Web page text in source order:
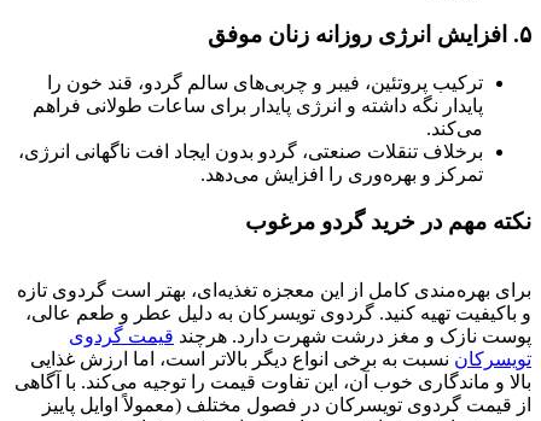
۵. افزایش انرژی روزانه زنان موفق
ترکیب پروتئین، فیبر و چربی‌های سالم گردو، قند خون را
پایدار نگه داشته و انرژی پایدار برای ساعات طولانی فراهم
می‌کند.
برخلاف تنقلات صنعتی، گردو بدون ایجاد افت ناگهانی انرژی،
تمرکز و بهره‌وری را افزایش می‌دهد.
نکته مهم در خرید گردو مرغوب
برای بهره‌مندی کامل از این معجزه تغذیه‌ای، بهتر است گردوی تازه
و باکیفیت تهیه کنید. گردوی تویسرکان به دلیل عطر و طعم عالی،
پوست نازک و مغز درشت شهرت دارد. هرچند قیمت‌ گردوی‌
تویسرکان نسبت به برخی انواع دیگر بالاتر است، اما ارزش غذایی
بالا و ماندگاری خوب آن، این تفاوت قیمت را توجیه می‌کند. با آگاهی
از قیمت‌ گردوی‌ تویسرکان در فصول مختلف (معمولاً اوایل پاییز